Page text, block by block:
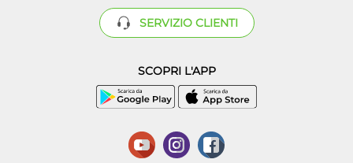
SERVIZIO CLIENTI
SCOPRI L'APP